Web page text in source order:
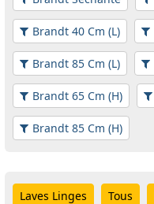
Brandt 40 Cm (L)
Brandt 85 Cm (L)
Brandt 65 Cm (H)
Brandt 85 Cm (H)
Laves Linges Tous